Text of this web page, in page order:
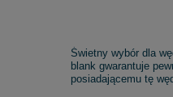
Świetny wybór dla
blank gwarantuje
posiadającemu tę